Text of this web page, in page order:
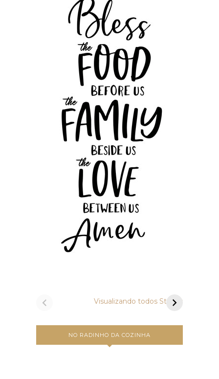
Visualizando todos Stories
bruschettas?
NO RADINHO DA COZINHA